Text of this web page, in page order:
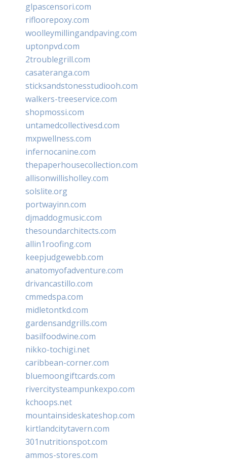
glpascensori.com
rifloorepoxy.com
woolleymillingandpaving.com
uptonpvd.com
2troublegrill.com
casateranga.com
sticksandstonesstudiooh.com
walkers-treeservice.com
shopmossi.com
untamedcollectivesd.com
mxpwellness.com
infernocanine.com
thepaperhousecollection.com
allisonwillisholley.com
solslite.org
portwayinn.com
djmaddogmusic.com
thesoundarchitects.com
allin1roofing.com
keepjudgewebb.com
anatomyofadventure.com
drivancastillo.com
cmmedspa.com
midletontkd.com
gardensandgrills.com
basilfoodwine.com
nikko-tochigi.net
caribbean-corner.com
bluemoongiftcards.com
rivercitysteampunkexpo.com
kchoops.net
mountainsideskateshop.com
kirtlandcitytavern.com
301nutritionspot.com
ammos-stores.com